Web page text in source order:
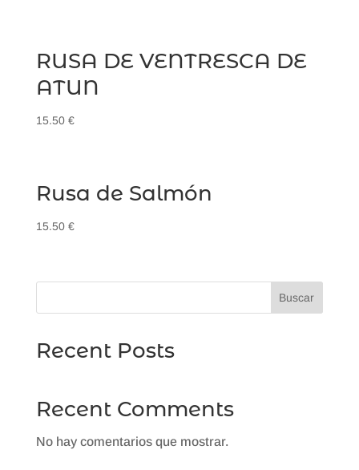
RUSA DE VENTRESCA DE
ATUN
15.50 €
Rusa de Salmón
15.50 €
Buscar
Recent Posts
Recent Comments
No hay comentarios que mostrar.